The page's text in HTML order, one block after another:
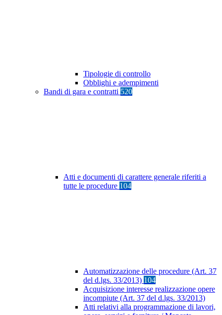
Tipologie di controllo
Obblighi e adempimenti
Bandi di gara e contratti 520
Atti e documenti di carattere generale riferiti a
tutte le procedure 104
Automatizzazione delle procedure (Art. 37
del d.lgs. 33/2013) 104
Acquisizione interesse realizzazione opere
incompiute (Art. 37 del d.lgs. 33/2013)
Atti relativi alla programmazione di lavori,